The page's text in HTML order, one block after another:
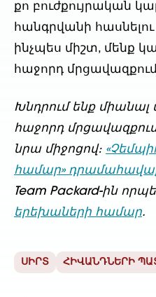
քո բուժքույրական
հանգրվանի
ինչպես միշտ, մենք
հաջորդ
Խնդրում ենք միանալ
հաջորդ
նրա միջոցով։
համար»
Team Packard-ին
երեխաների համար.
ՍԻՐՏ ՀԻՎԱՆԴՆԵՐԻ